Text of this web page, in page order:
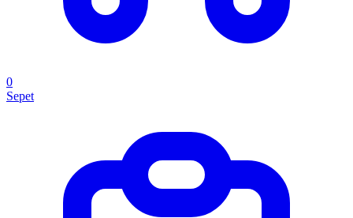
0
Sepet